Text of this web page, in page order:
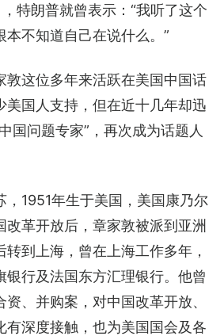
特朗普就曾表示：“我听了这个
本不知道自己在说什么。”
敦这位多年来活跃在美国中国话
美国人支持，但在近十几年却迅
国问题专家”，再次成为话题人
，1951年生于美国，美国康乃尔
改革开放后，章家敦被派到亚洲
到上海，曾在上海工作多年，
银行及法国东方汇理银行。他曾
、并购案，对中国改革开放、
有深度接触，也为美国国会及各